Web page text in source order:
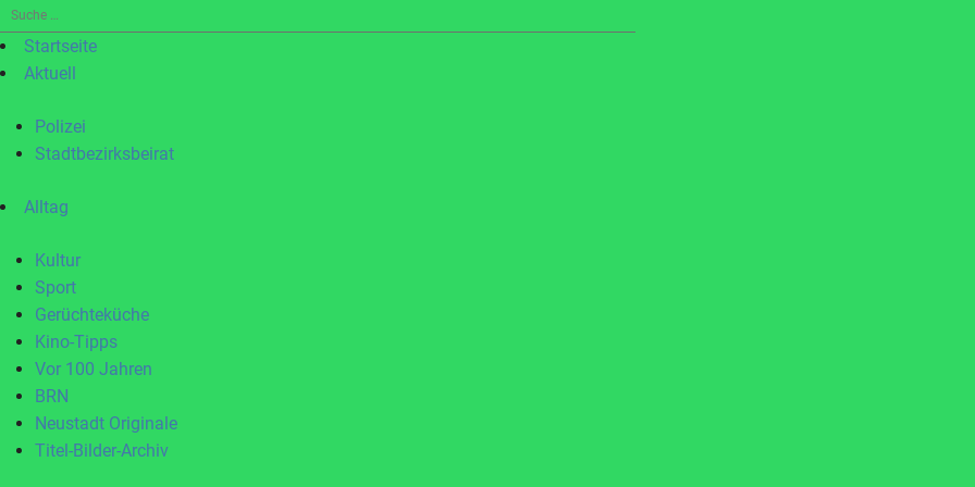
Suche
nach:Startseite
Aktuell
Polizei
Stadtbezirksbeirat
Alltag
Kultur
Sport
Gerüchteküche
Kino-Tipps
Vor 100 Jahren
BRN
Neustadt Originale
Titel-Bilder-Archiv